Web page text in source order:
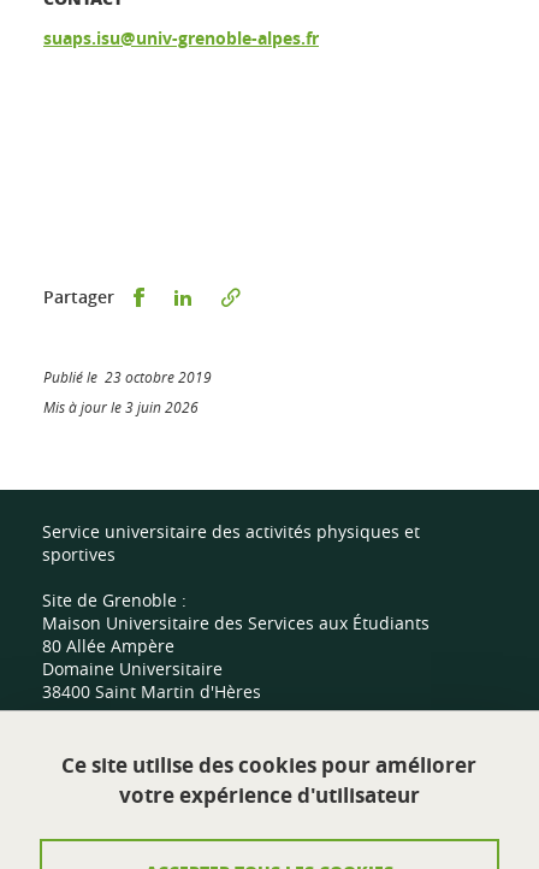
suaps.isu@univ-grenoble-alpes.fr
Partager Partager sur Facebook
Partager sur LinkedIn
Publié le 23 octobre 2019
Mis à jour le 3 juin 2026
Service universitaire des activités physiques et
sportives
Site de Grenoble :
Maison Universitaire des Services aux Étudiants
80 Allée Ampère
Domaine Universitaire
38400 Saint Martin d'Hères
Site de Valence :
Centre sportif universitaire
Route de Malissard
Ce site utilise des cookies pour améliorer
votre expérience d'utilisateur